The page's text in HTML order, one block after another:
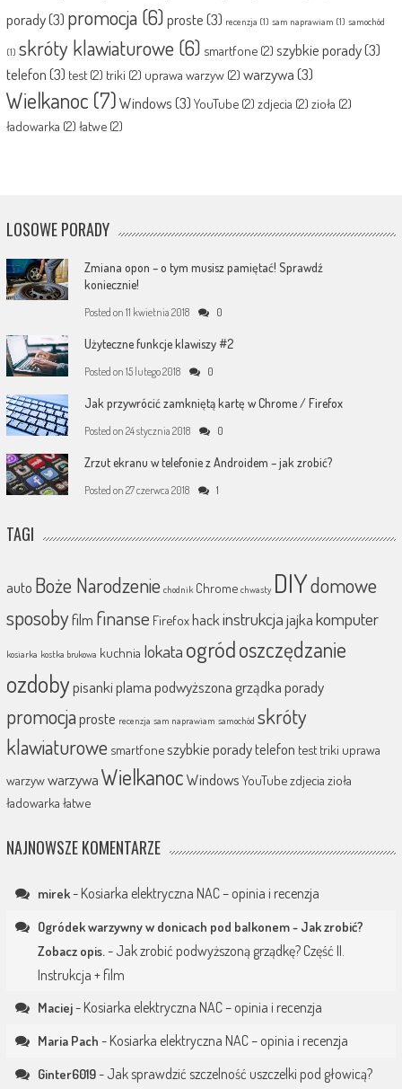
porady(3) promocja(6)proste(3) recenzja (1) sam naprawiam (1) samochód
(1) skróty klawiaturowe (6) smartfone(2) szybkie porady(3)
telefon(3) test(2) triki (2) uprawa warzyw(2) warzywa(3)
Wielkanoc (7)Windows(3) YouTube(2) zdjecia (2) zioła (2)
ładowarka (2) łatwe(2)
LOSOWE PORADY
Zmiana opon – o tym musisz pamiętać! Sprawdź
koniecznie!
Posted on 11 kwietnia 2018 0
Użyteczne funkcje klawiszy #2
Posted on 15 lutego 2018 0
Jak przywrócić zamkniętą kartę w Chrome / Firefox
Posted on 24 stycznia 2018 0
Zrzut ekranu w telefonie z Androidem – jak zrobić?
Posted on 27 czerwca 2018 1
TAGI
auto Boże Narodzenie chodnik Chrome chwasty DIYdomowe
sposobyfilm finanse Firefoxhackinstrukcjajajkakomputer
kosiarka kostka brukowa kuchnia lokata ogródoszczędzanie
ozdobypisankiplamapodwyższona grządkaporady
promocjaproste recenzja sam naprawiam samochód skróty
klawiaturowe smartfoneszybkie poradytelefon test triki uprawa
warzywwarzywaWielkanocWindows YouTubezdjecia zioła
ładowarka łatwe
NAJNOWSZE KOMENTARZE
mirek- Kosiarka elektryczna NAC – opinia i recenzja
Ogródek warzywny w donicach pod balkonem - Jak zrobić?
Zobacz opis. - Jak zrobić podwyższoną grządkę? Część II.
Instrukcja + film
Maciej- Kosiarka elektryczna NAC – opinia i recenzja
Maria Pach - Kosiarka elektryczna NAC – opinia i recenzja
Ginter6019- Jak sprawdzić szczelność uszczelki pod głowicą?